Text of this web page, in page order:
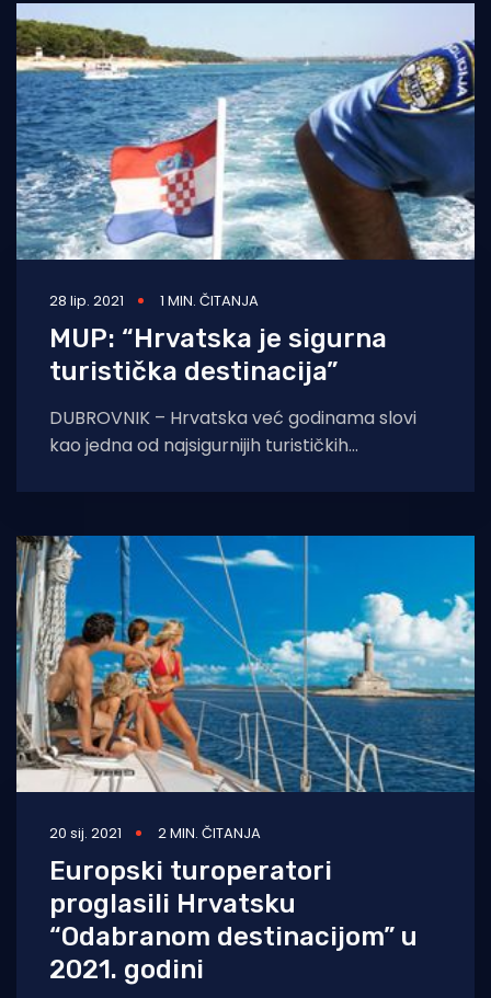
28 lip. 2021 1 MIN. ČITANJA
MUP: “Hrvatska je sigurna
turistička destinacija”
DUBROVNIK – Hrvatska već godinama slovi
kao jedna od najsigurnijih turističkih
virusom COVID – 19 od
20 sij. 2021 2 MIN. ČITANJA
Europski turoperatori
proglasili Hrvatsku
“Odabranom destinacijom” u
2021. godini